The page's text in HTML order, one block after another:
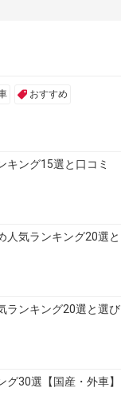
おすすめ
キング15選と口コミ
人気ランキング20選と
ランキング20選と選び
30選【国産・外車】